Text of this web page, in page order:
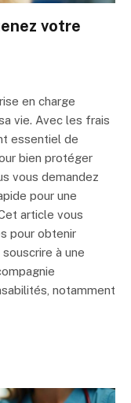
votre
en charge
vie. Avec les frais
essentiel de
bien protéger
vous demandez
pour une
article vous
pour obtenir
à une
notamment